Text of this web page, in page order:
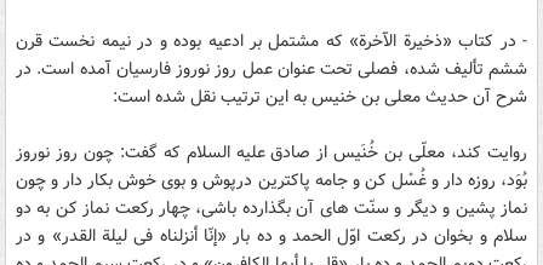
- در کتاب «ذخيرة الآخرة» که مشتمل بر ادعيه بوده و در نيمه نخست قرن
ششم تأليف شده، فصلى تحت عنوان عمل روز نوروز فارسيان آمده است. در
شرح آن حديث معلى بن خنيس به اين ترتيب نقل شده است:
روايت کند، معلّى بن خُنَيس از صادق عليه السلام که گفت: چون روز نوروز
بُوَد، روزه دار و غُسْل کن و جامه پاکترين درپوش و بوى خوش بکار دار و چون
نماز پشين و ديگر و سنّت هاى آن بگذارده باشى، چهار رکعت نماز کن به دو
سلام و بخوان در رکعت اوّل الحمد و ده بار «إنّا أنزلناه فى ليلة القدر» و در